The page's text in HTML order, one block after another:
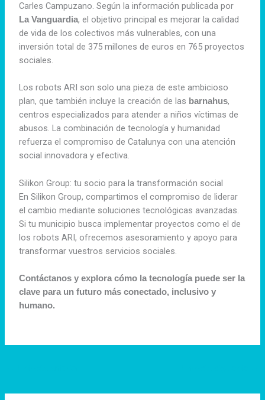
Carles Campuzano. Según la información publicada por
La Vanguardia, el objetivo principal es mejorar la calidad
de vida de los colectivos más vulnerables, con una
inversión total de 375 millones de euros en 765 proyectos
sociales.
Los robots ARI son solo una pieza de este ambicioso
plan, que también incluye la creación de las barnahus,
centros especializados para atender a niños víctimas de
abusos. La combinación de tecnología y humanidad
refuerza el compromiso de Catalunya con una atención
social innovadora y efectiva.
Silikon Group: tu socio para la transformación social
En Silikon Group, compartimos el compromiso de liderar
el cambio mediante soluciones tecnológicas avanzadas.
Si tu municipio busca implementar proyectos como el de
los robots ARI, ofrecemos asesoramiento y apoyo para
transformar vuestros servicios sociales.
Contáctanos y explora cómo la tecnología puede ser la
clave para un futuro más conectado, inclusivo y
humano.